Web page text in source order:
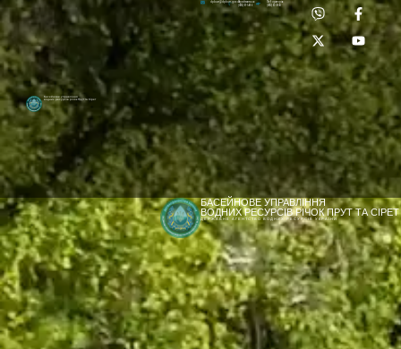
[newyear_garland]
Басейнове управління
водних ресурсів річок Прут та Сірет
Лабораторія:
(0372) 53-92-00
dpbuvr@dpbuvr.gov.uaПриймальня:
(0372) 51-14-56
БАСЕЙНОВЕ УПРАВЛІННЯ
ВОДНИХ РЕСУРСІВ РІЧОК ПРУТ ТА СІРЕТ
ДЕРЖАВНЕ АГЕНТСТВО ВОДНИХ РЕСУРСІВ УКРАЇНИ